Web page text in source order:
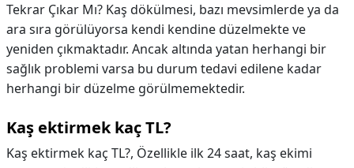
Tekrar Çıkar Mı? Kaş dökülmesi, bazı mevsimlerde ya da
ara sıra görülüyorsa kendi kendine düzelmekte ve
yeniden çıkmaktadır. Ancak altında yatan herhangi bir
sağlık problemi varsa bu durum tedavi edilene kadar
herhangi bir düzelme görülmemektedir.
Kaş ektirmek kaç TL?
Kaş ektirmek kaç TL?, Özellikle ilk 24 saat, kaş ekimi